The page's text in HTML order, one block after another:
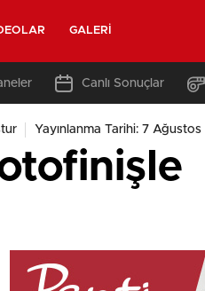
GALERI
Canlı Sonuçlar
Yayınlanma Tarihi: 7